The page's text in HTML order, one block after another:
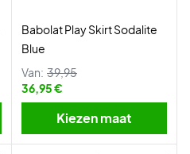
Babolat Play Skirt Sodalite
Blue
Van: 39,95
36,95 €
Kiezen maat